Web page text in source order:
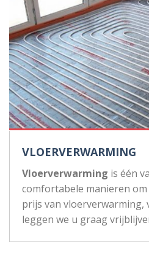
VLOERVERWARMING
Vloerverwarming is één
comfortabele manieren
prijs van vloerverwarming,
leggen we u graag